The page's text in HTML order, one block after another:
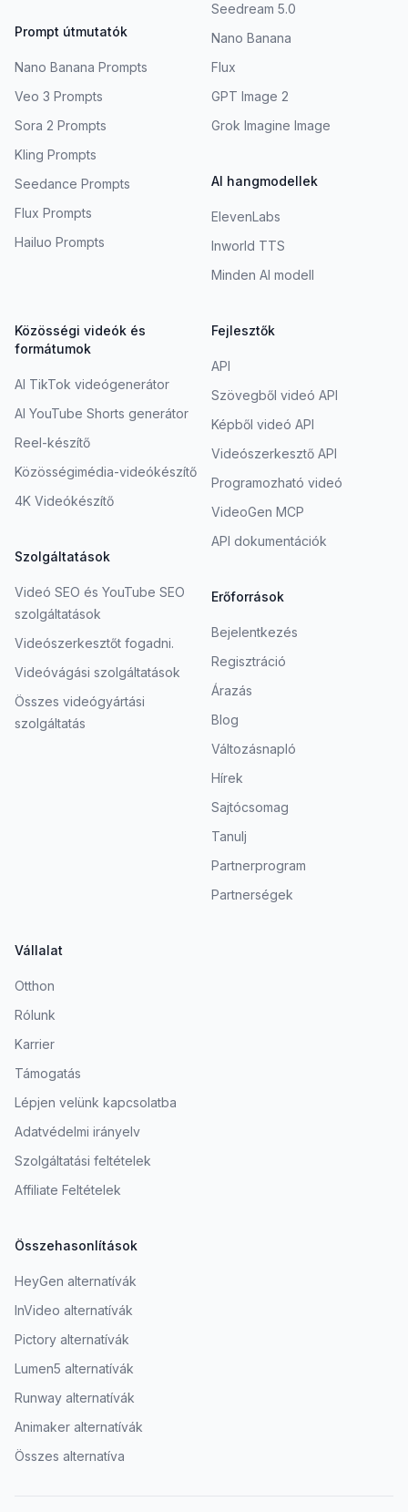
Prompt útmutatók
Nano Banana Prompts
Veo 3 Prompts
Sora 2 Prompts
Kling Prompts
Seedance Prompts
Flux Prompts
Hailuo Prompts
Seedream 5.0
Nano Banana
Flux
GPT Image 2
Grok Imagine Image
AI hangmodellek
ElevenLabs
Inworld TTS
Minden AI modell
Közösségi videók és
formátumok
AI TikTok videógenerátor
AI YouTube Shorts generátor
Reel-készítő
Közösségimédia-videókészítő
4K Videókészítő
Szolgáltatások
Videó SEO és YouTube SEO
szolgáltatások
Videószerkesztőt fogadni.
Videóvágási szolgáltatások
Összes videógyártási
szolgáltatás
Fejlesztők
API
Szövegből videó API
Képből videó API
Videószerkesztő API
Programozható videó
VideoGen MCP
API dokumentációk
Erőforrások
Bejelentkezés
Regisztráció
Árazás
Blog
Változásnapló
Hírek
Sajtócsomag
Tanulj
Partnerprogram
Partnerségek
Vállalat
Otthon
Rólunk
Karrier
Támogatás
Lépjen velünk kapcsolatba
Adatvédelmi irányelv
Szolgáltatási feltételek
Affiliate Feltételek
Összehasonlítások
HeyGen alternatívák
InVideo alternatívák
Pictory alternatívák
Lumen5 alternatívák
Runway alternatívák
Animaker alternatívák
Összes alternatíva